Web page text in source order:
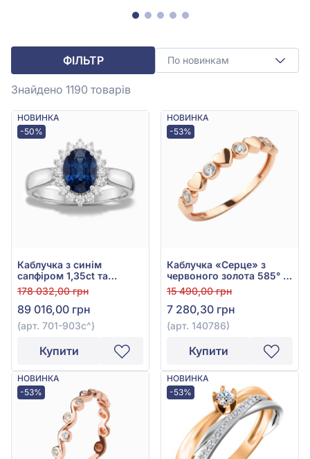
ФІЛЬТР По новинкам
Знайдено 1190 товарів
НОВИНКА
-50%
Каблучка з синім
сапфіром 1,35ct та
діамантом 0,16ct з білого
золота 585°, арт. 701-
903с
178 032,00 грн
89 016,00 грн
(арт. 701-903с^)
Купити
НОВИНКА
-53%
Каблучка «Серце» з
червоного золота 585° з
фіанітом, арт. 140786
15 490,00 грн
7 280,30 грн
(арт. 140786)
Купити
НОВИНКА
-53%
НОВИНКА
-53%